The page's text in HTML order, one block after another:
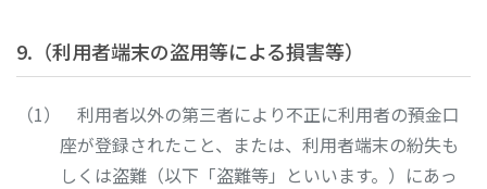
9.（利用者端末の盗用等による損害等）
利用者以外の第三者により不正に利用者の預金口
座が登録されたこと、または、利用者端末の紛失も
しくは盗難（以下「盗難等」といいます。）にあっ